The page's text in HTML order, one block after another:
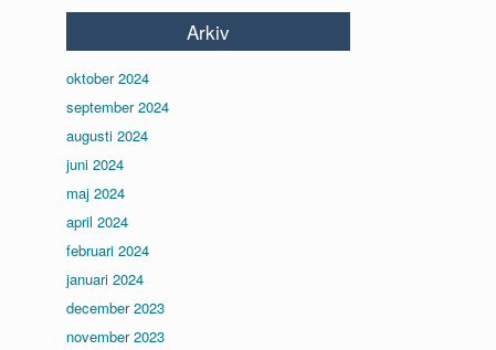
Arkiv
oktober 2024
september 2024
augusti 2024
juni 2024
maj 2024
april 2024
februari 2024
januari 2024
december 2023
november 2023